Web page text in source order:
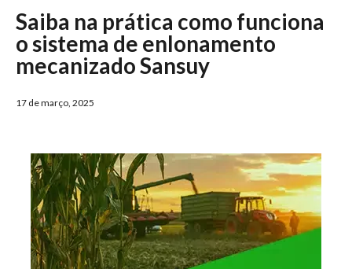
Saiba na prática como funciona
o sistema de enlonamento
mecanizado Sansuy
17 de março, 2025